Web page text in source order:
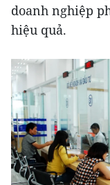
doanh nghiệp
hiệu quả.